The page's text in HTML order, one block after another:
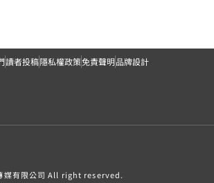
讀者投稿隱私權政策免責聲明品牌設計
媒有限公司 All right reserved.